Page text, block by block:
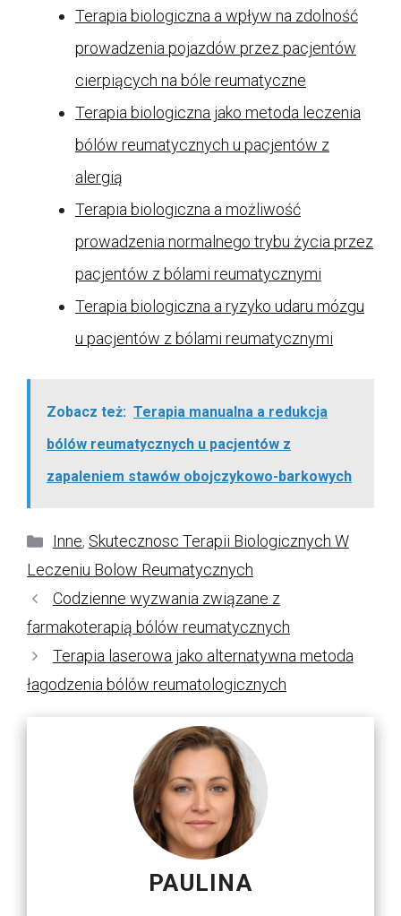
Terapia biologiczna a wpływ na zdolność
prowadzenia pojazdów przez pacjentów
cierpiących na bóle reumatyczne
Terapia biologiczna jako metoda leczenia
bólów reumatycznych u pacjentów z
alergią
Terapia biologiczna a możliwość
prowadzenia normalnego trybu życia przez
pacjentów z bólami reumatycznymi
Terapia biologiczna a ryzyko udaru mózgu
u pacjentów z bólami reumatycznymi
Zobacz też: Terapia manualna a redukcja
bólów reumatycznych u pacjentów z
zapaleniem stawów obojczykowo-barkowych
Kategorie
Inne, Skutecznosc Terapii Biologicznych W
Leczeniu Bolow Reumatycznych
Codzienne wyzwania związane z
farmakoterapią bólów reumatycznych
Terapia laserowa jako alternatywna metoda
łagodzenia bólów reumatologicznych
PAULINA